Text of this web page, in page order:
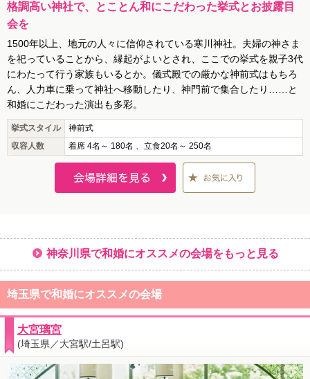
格調高い神社で、とことん和にこだわった挙式とお披露目
会を
1500年以上、地元の人々に信仰されている寒川神社。夫婦の神さま
を祀っていることから、縁起がよいとされ、ここでの挙式を親子3代
にわたって行う家族もいるとか。儀式殿での厳かな神前式はもちろ
ん、人力車に乗って神社へ移動したり、神門前で集合したり……と
和婚にこだわった演出も多彩。
挙式スタイル
神前式
収容人数
着席 4名～ 180名 、立食20名～ 250名
神奈川県で和婚にオススメの会場をもっと見る
埼玉県で和婚にオススメの会場
大宮璃宮
(埼玉県／大宮駅/土呂駅)